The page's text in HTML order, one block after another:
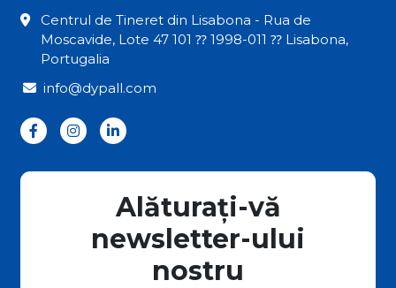
Centrul de Tineret din Lisabona - Rua de
Moscavide, Lote 47 101 ⁇ 1998-011 ⁇ Lisabona,
Portugalia
info@dypall.com
Alăturați-vă
newsletter-ului
nostru